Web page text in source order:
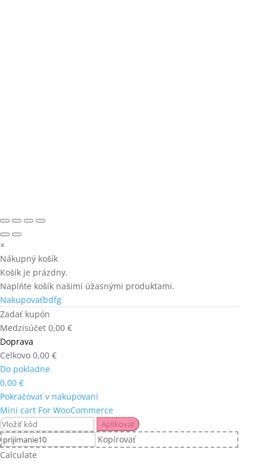
×
Nákupný košík
Košík je prázdny.
Naplňte košík našimi úžasnými produktami.
Nakupovaťbdfg
Zadať kupón
Medzisúčet 0,00 €
Doprava
Celkovo 0,00 €
Do pokladne
0,00 €
Pokračovať v nakupovaní
Mini cart For WooCommerce
Aplikovať
Kopírovať
Calculate